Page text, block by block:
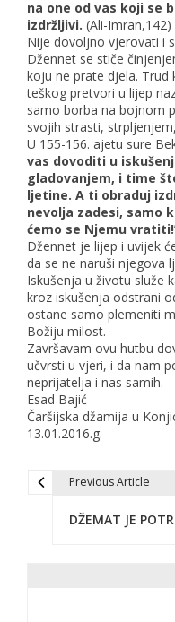
na one od vas koji se
izdržljivi. (Ali-Imran,142)
Nije dovoljno vjerovati i
Džennet se stiče
koju ne prate djela.
teškog pretvori u lijep
samo borba na bojnom
svojih strasti,
U 155-156. ajetu sure
vas dovoditi u
gladovanjem, i time
ljetine. A ti obraduj
nevolja zadesi, samo
ćemo se Njemu
Džennet je lijep i uvijek
da se ne naruši njegova
Iskušenja u životu služe
kroz iskušenja odstrani
ostane samo plemeniti
Božiju milost.
Završavam ovu hutbu
učvrsti u vjeri, i da nam
neprijatelja i nas samih.
Esad Bajić
Čaršijska džamija u
13.01.2016.g.
Previous Article
DŽEMAT JE